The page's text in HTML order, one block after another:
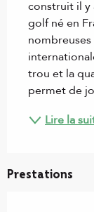
construit il y
golf né en
trou et la
permet de
Lire la
Prestations